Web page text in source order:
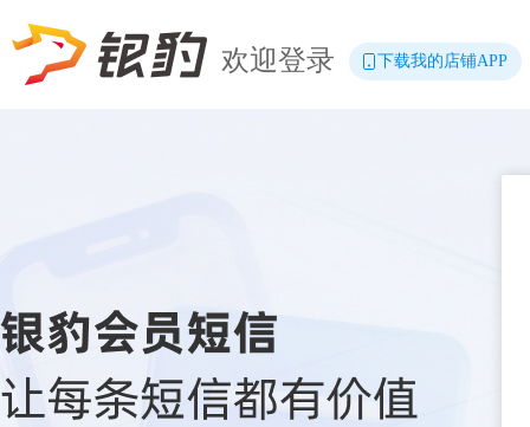
欢迎登录 下载我的店铺APP